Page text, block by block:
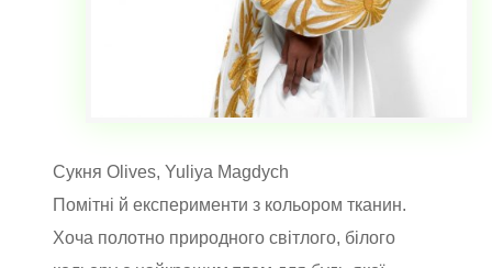
Сукня Olives, Yuliya Magdych
Помітні й експерименти з кольором тканин.
Хоча полотно природного світлого, білого